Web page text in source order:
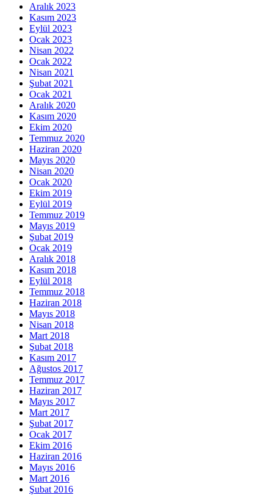
Aralık 2023
Kasım 2023
Eylül 2023
Ocak 2023
Nisan 2022
Ocak 2022
Nisan 2021
Şubat 2021
Ocak 2021
Aralık 2020
Kasım 2020
Ekim 2020
Temmuz 2020
Haziran 2020
Mayıs 2020
Nisan 2020
Ocak 2020
Ekim 2019
Eylül 2019
Temmuz 2019
Mayıs 2019
Şubat 2019
Ocak 2019
Aralık 2018
Kasım 2018
Eylül 2018
Temmuz 2018
Haziran 2018
Mayıs 2018
Nisan 2018
Mart 2018
Şubat 2018
Kasım 2017
Ağustos 2017
Temmuz 2017
Haziran 2017
Mayıs 2017
Mart 2017
Şubat 2017
Ocak 2017
Ekim 2016
Haziran 2016
Mayıs 2016
Mart 2016
Şubat 2016